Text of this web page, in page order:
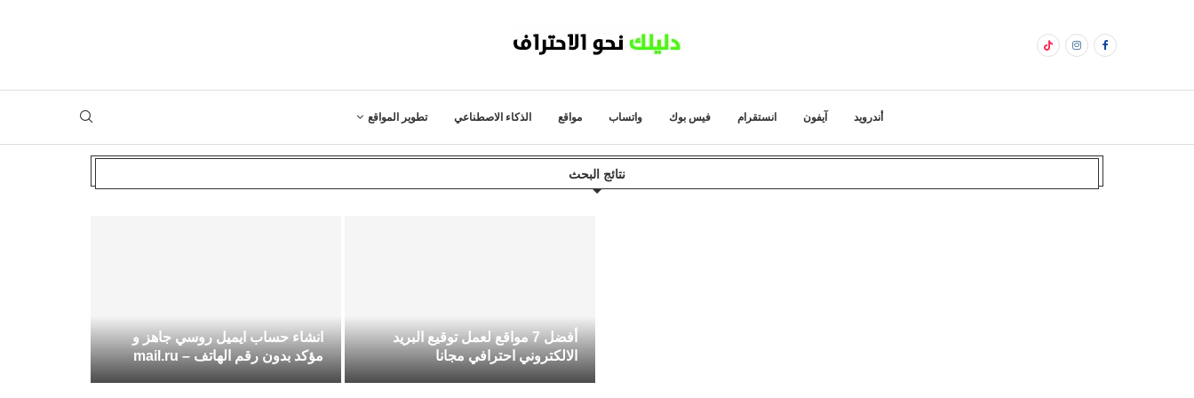
أندرويد آيفون انستقرام فيس بوك واتساب مواقع الذكاء الاصطناعي تطوير المواقع
نتائج البحث
انشاء حساب ايميل روسي جاهز و
مؤكد بدون رقم الهاتف – mail.ru
أفضل 7 مواقع لعمل توقيع البريد
الالكتروني احترافي مجانا